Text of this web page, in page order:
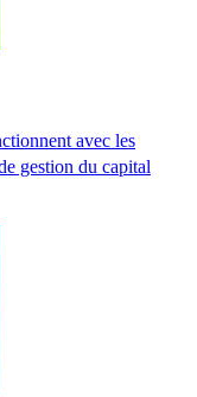
avec les
gestion du capital